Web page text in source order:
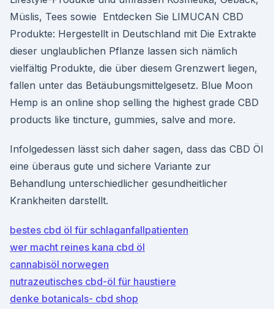
Müslis, Tees sowie Entdecken Sie LIMUCAN CBD
Produkte: Hergestellt in Deutschland mit Die Extrakte
dieser unglaublichen Pflanze lassen sich nämlich
vielfältig Produkte, die über diesem Grenzwert liegen,
fallen unter das Betäubungsmittelgesetz. Blue Moon
Hemp is an online shop selling the highest grade CBD
products like tincture, gummies, salve and more.
Infolgedessen lässt sich daher sagen, dass das CBD Öl
eine überaus gute und sichere Variante zur
Behandlung unterschiedlicher gesundheitlicher
Krankheiten darstellt.
bestes cbd öl für schlaganfallpatienten
wer macht reines kana cbd öl
cannabisöl norwegen
nutrazeutisches cbd-öl für haustiere
denke botanicals- cbd shop